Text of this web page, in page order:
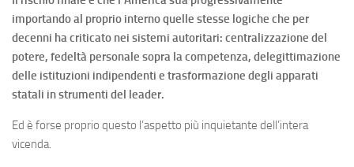
importando al proprio interno quelle stesse logiche che per
decenni ha criticato nei sistemi autoritari: centralizzazione del
potere, fedeltà personale sopra la competenza, delegittimazione
delle istituzioni indipendenti e trasformazione degli apparati
statali in strumenti del leader.
Ed è forse proprio questo l’aspetto più inquietante dell’intera
vicenda.